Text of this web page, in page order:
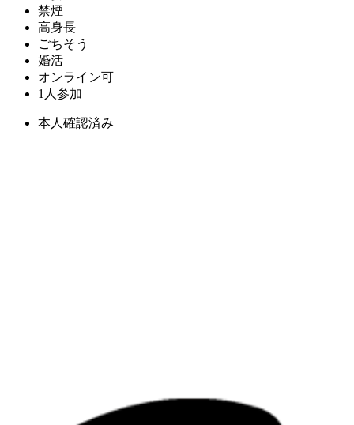
禁煙
高身長
ごちそう
婚活
オンライン可
1人参加
本人確認済み